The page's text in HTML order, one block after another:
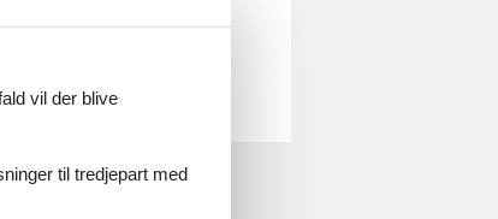
Toscana
vil der blive
til tredjepart med